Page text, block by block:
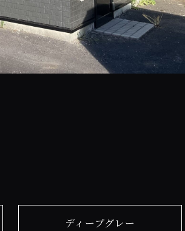
ディープグレー